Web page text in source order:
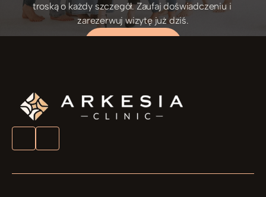
troską o każdy szczegół. Zaufaj doświadczeniu i
zarezerwuj wizytę już dziś.